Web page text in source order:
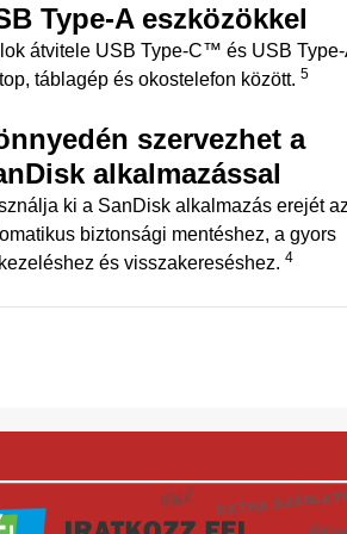
Type-A eszközökkel
átvitele USB Type-C™ és USB Type-
táblagép és okostelefon között. 5
szervezhet a
alkalmazással
ki a SanDisk alkalmazás erejét
biztonsági mentéshez, a gyors
és visszakereséshez. 4